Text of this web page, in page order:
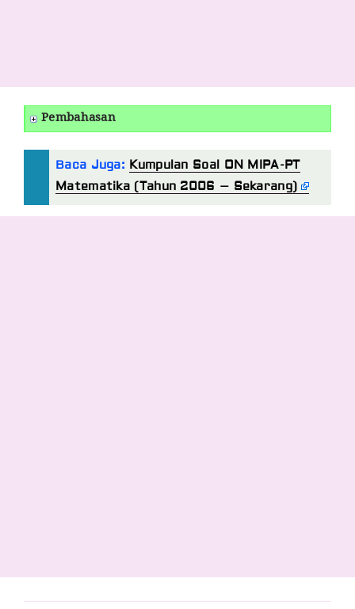
Pembahasan
Baca Juga: Kumpulan Soal ON MIPA-PT
Matematika (Tahun 2006 – Sekarang)